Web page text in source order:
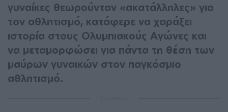
γυναίκες θεωρούνταν «ακατάλληλες» για
τον αθλητισμό, κατάφερε να χαράξει
ιστορία στους Ολυμπιακούς Αγώνες και
να μεταμορφώσει για πάντα τη θέση των
μαύρων γυναικών στον παγκόσμιο
αθλητισμό.